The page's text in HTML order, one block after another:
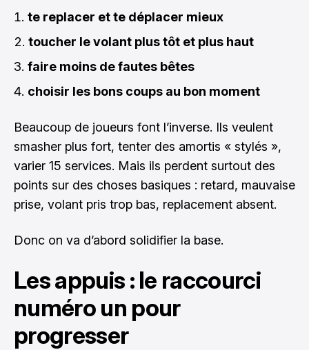
te replacer et te déplacer mieux
toucher le volant plus tôt et plus haut
faire moins de fautes bêtes
choisir les bons coups au bon moment
Beaucoup de joueurs font l’inverse. Ils veulent
smasher plus fort, tenter des amortis « stylés »,
varier 15 services. Mais ils perdent surtout des
points sur des choses basiques : retard, mauvaise
prise, volant pris trop bas, replacement absent.
Donc on va d’abord solidifier la base.
Les appuis : le raccourci
numéro un pour
progresser